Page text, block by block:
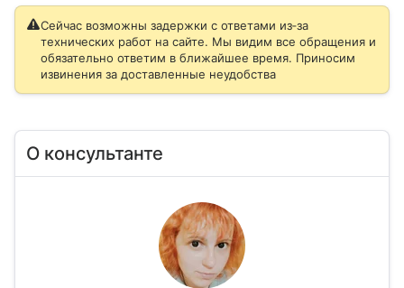
Сейчас возможны задержки с ответами из‑за
технических работ на сайте. Мы видим все обращения и
обязательно ответим в ближайшее время. Приносим
извинения за доставленные неудобства
О консультанте